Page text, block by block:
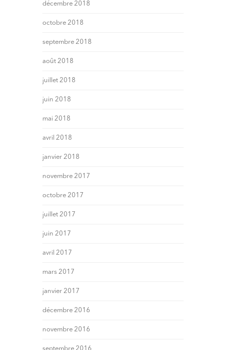
décembre 2018
octobre 2018
septembre 2018
août 2018
juillet 2018
juin 2018
mai 2018
avril 2018
janvier 2018
novembre 2017
octobre 2017
juillet 2017
juin 2017
avril 2017
mars 2017
janvier 2017
décembre 2016
novembre 2016